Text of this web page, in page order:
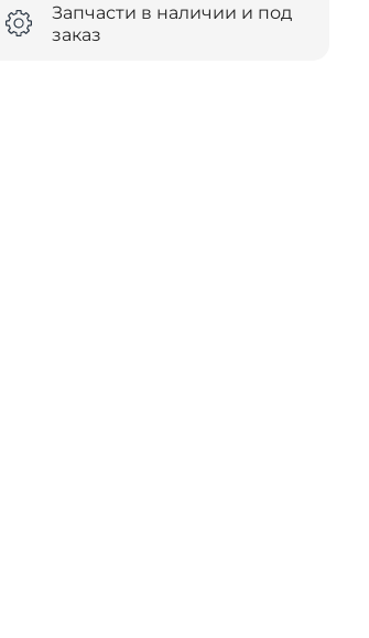
Запчасти в наличии и под
заказ